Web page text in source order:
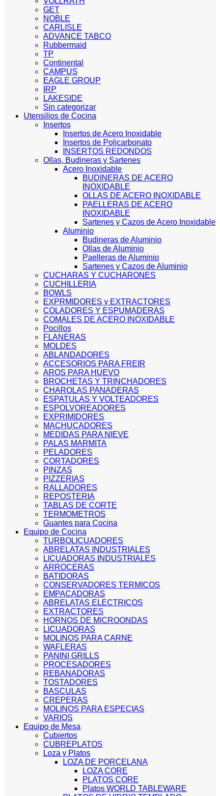
GET
NOBLE
CARLISLE
ADVANCE TABCO
Rubbermaid
TP
Continental
CAMPUS
EAGLE GROUP
IRP
LAKESIDE
Sin categorizar
Utensilios de Cocina
Insertos
Insertos de Acero Inoxidable
Insertos de Policarbonato
INSERTOS REDONDOS
Ollas, Budineras y Sartenes
Acero Inoxidable
BUDINERAS DE ACERO
INOXIDABLE
OLLAS DE ACERO INOXIDABLE
PAELLERAS DE ACERO
INOXIDABLE
Sartenes y Cazos de Acero Inoxidable
Aluminio
Budineras de Aluminio
Ollas de Aluminio
Paelleras de Aluminio
Sartenes y Cazos de Aluminio
CUCHARAS Y CUCHARONES
CUCHILLERIA
BOWLS
EXPRMIDORES y EXTRACTORES
COLADORES Y ESPUMADERAS
COMALES DE ACERO INOXIDABLE
Pocillos
FLANERAS
MOLDES
ABLANDADORES
ACCESORIOS PARA FREIR
AROS PARA HUEVO
BROCHETAS Y TRINCHADORES
CHAROLAS PANADERAS
ESPATULAS Y VOLTEADORES
ESPOLVOREADORES
EXPRIMIDORES
MACHUCADORES
MEDIDAS PARA NIEVE
PALAS MARMITA
PELADORES
CORTADORES
PINZAS
PIZZERIAS
RALLADORES
REPOSTERIA
TABLAS DE CORTE
TERMOMETROS
Guantes para Cocina
Equipo de Cocina
TURBOLICUADORES
ABRELATAS INDUSTRIALES
LICUADORAS INDUSTRIALES
ARROCERAS
BATIDORAS
CONSERVADORES TERMICOS
EMPACADORAS
ABRELATAS ELECTRICOS
EXTRACTORES
HORNOS DE MICROONDAS
LICUADORAS
MOLINOS PARA CARNE
WAFLERAS
PANINI GRILLS
PROCESADORES
REBANADORAS
TOSTADORES
BASCULAS
CREPERAS
MOLINOS PARA ESPECIAS
VARIOS
Equipo de Mesa
Cubiertos
CUBREPLATOS
Loza y Platos
LOZA DE PORCELANA
LOZA CORE
PLATOS CORE
Platos WORLD TABLEWARE